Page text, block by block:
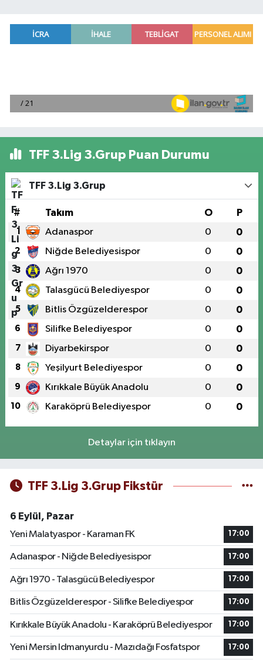
TFF 3.Lig 3.Grup Puan Durumu
TFF 3.Lig 3.Grup
# Takım O P
1 Adanaspor 0 0
2 Niğde Belediyesispor 0 0
3 Ağrı 1970 0 0
4 Talasgücü Belediyespor 0 0
5 Bitlis Özgüzelderespor 0 0
6 Silifke Belediyespor 0 0
7 Diyarbekirspor 0 0
8 Yeşilyurt Belediyespor 0 0
9 Kırıkkale Büyük Anadolu 0 0
10 Karaköprü Belediyespor 0 0
Detaylar için tıklayın
TFF 3.Lig 3.Grup Fikstür
6 Eylül, Pazar
Yeni Malatyaspor - Karaman FK
17:00
Adanaspor - Niğde Belediyesispor 17:00
Ağrı 1970 - Talasgücü Belediyespor 17:00
Bitlis Özgüzelderespor - Silifke Belediyespor 17:00
Kırıkkale Büyük Anadolu - Karaköprü Belediyespor 17:00
Yeni Mersin Idmanyurdu - Mazıdağı Fosfatspor 17:00